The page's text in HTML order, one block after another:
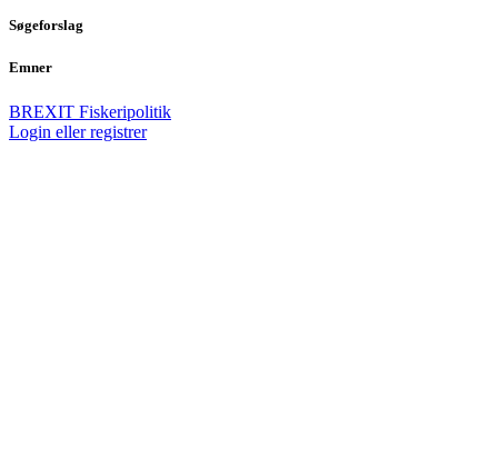
Søgeforslag
Emner
BREXIT Fiskeripolitik
Login eller registrer